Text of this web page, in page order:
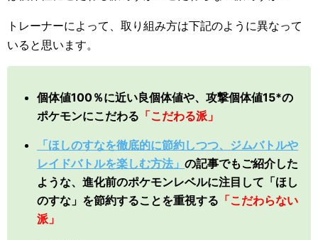
トレーナーによって、取り組み方は下記のように異なって
いると思います。
個体値100％に近い良個体値や、攻撃個体値15*の
ポケモンにこだわる 「こだわる派」
「ほしのすなを徹底的に節約しつつ、ジムバトルや
レイドバトルを楽しむ方法」の記事でもご紹介した
ような、進化前のポケモンレベルに注目して「ほし
のすな」を節約することを重視する 「こだわらない
派」